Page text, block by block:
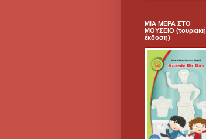
ΜΙΑ ΜΕΡΑ ΣΤΟ
ΜΟΥΣΕΙΟ (τουρκική
έκδοση)